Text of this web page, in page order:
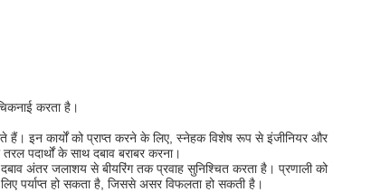
करता है।
हैं। इन कार्यों को प्राप्त करने के लिए, स्नेहक विशेष रूप से इंजीनियर और
पदार्थों के साथ दबाव बराबर करना।
अंतर जलाशय से बीयरिंग तक प्रवाह सुनिश्चित करता है। प्रणाली को
पर्याप्त हो सकता है, जिससे असर विफलता हो सकती है।